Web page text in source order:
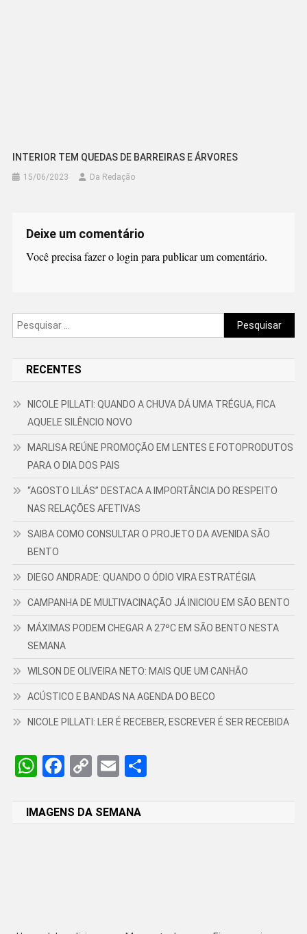
INTERIOR TEM QUEDAS DE BARREIRAS E ÁRVORES
15/06/2023 Da Redação
Deixe um comentário
Você precisa fazer ologin para publicar um comentário.
Pesquisar
por:
RECENTES
NICOLE PILLATI: QUANDO A CHUVA DÁ UMA TRÉGUA, FICA
AQUELE SILÊNCIO NOVO
MARLISA REÚNE PROMOÇÃO EM LENTES E FOTOPRODUTOS
PARA O DIA DOS PAIS
“AGOSTO LILÁS” DESTACA A IMPORTÂNCIA DO RESPEITO
NAS RELAÇÕES AFETIVAS
SAIBA COMO CONSULTAR O PROJETO DA AVENIDA SÃO
BENTO
DIEGO ANDRADE: QUANDO O ÓDIO VIRA ESTRATÉGIA
CAMPANHA DE MULTIVACINAÇÃO JÁ INICIOU EM SÃO BENTO
MÁXIMAS PODEM CHEGAR A 27ºC EM SÃO BENTO NESTA
SEMANA
WILSON DE OLIVEIRA NETO: MAIS QUE UM CANHÃO
ACÚSTICO E BANDAS NA AGENDA DO BECO
NICOLE PILLATI: LER É RECEBER, ESCREVER É SER RECEBIDA
WhatsApp
Facebook
CopyEmailShare
IMAGENS DA SEMANA